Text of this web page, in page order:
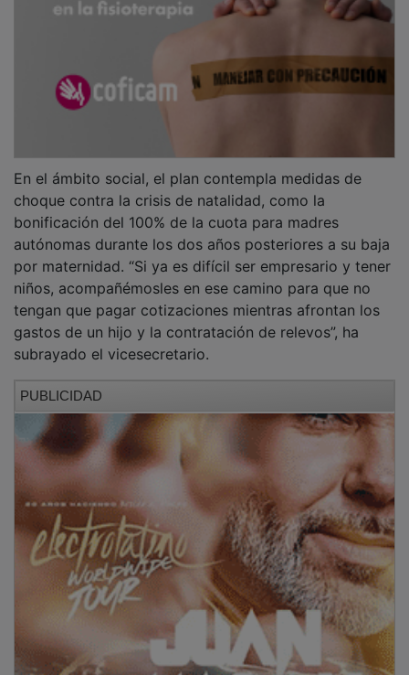
choque contra la crisis de natalidad, como la
bonificación del 100% de la cuota para madres
autónomas durante los dos años posteriores a su baja
por maternidad. “Si ya es difícil ser empresario y tener
niños, acompañémosles en ese camino para que no
tengan que pagar cotizaciones mientras afrontan los
gastos de un hijo y la contratación de relevos”, ha
subrayado el vicesecretario.